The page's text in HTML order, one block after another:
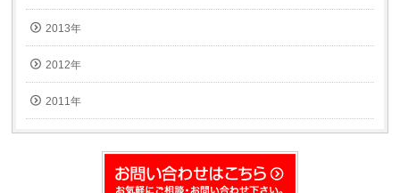
2013年
2012年
2011年